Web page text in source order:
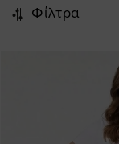
Φίλτρα